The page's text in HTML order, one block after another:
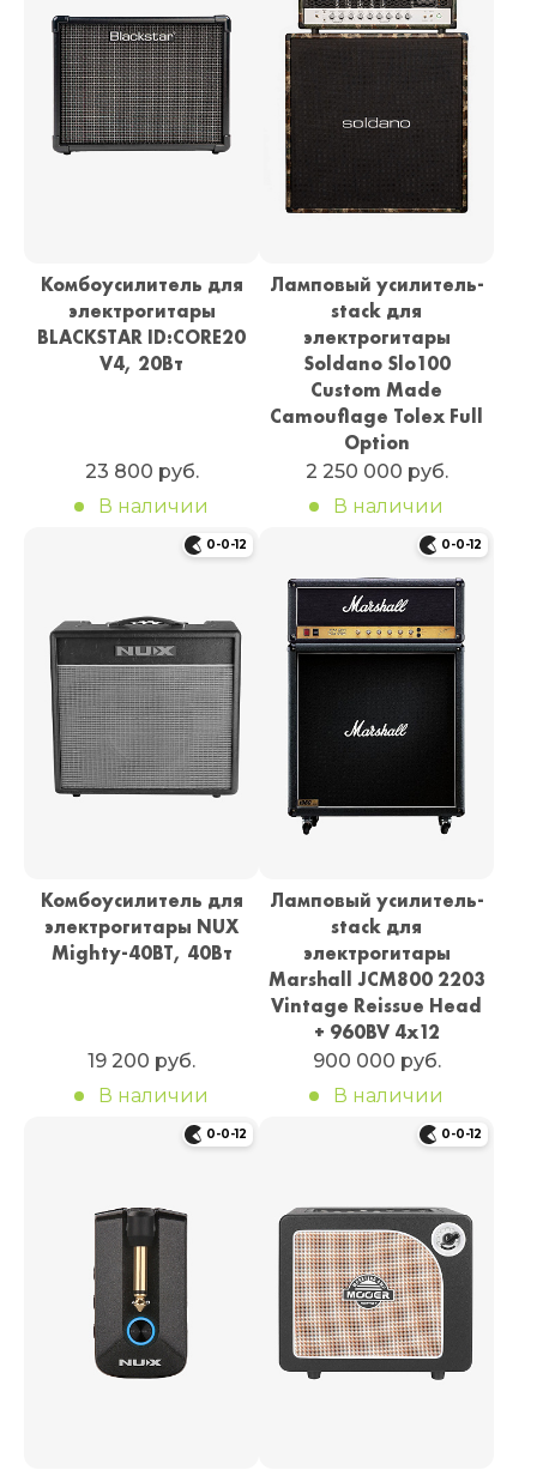
Комбоусилитель для
электрогитары
BLACKSTAR ID:CORE20
V4, 20Вт
23 800 руб.
В наличии
Ламповый усилитель-
stack для
электрогитары
Soldano Slo100
Custom Made
Camouflage Tolex Full
Option
2 250 000 руб.
В наличии
0-0-12
Комбоусилитель для
электрогитары NUX
Mighty-40BT, 40Вт
19 200 руб.
В наличии
0-0-12
Ламповый усилитель-
stack для
электрогитары
Marshall JCM800 2203
Vintage Reissue Head
+ 960BV 4x12
900 000 руб.
В наличии
0-0-12 0-0-12